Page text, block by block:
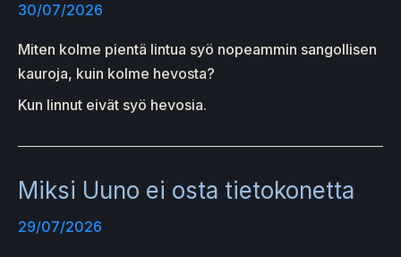
30/07/2026
Miten kolme pientä lintua syö nopeammin sangollisen
kauroja, kuin kolme hevosta?
Kun linnut eivät syö hevosia.
Miksi Uuno ei osta tietokonetta
29/07/2026